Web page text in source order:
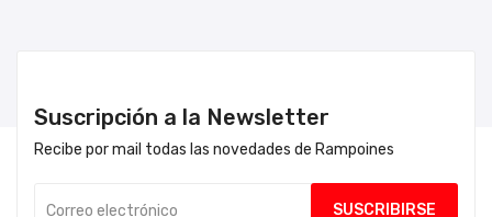
Suscripción a la Newsletter
Recibe por mail todas las novedades de Rampoines